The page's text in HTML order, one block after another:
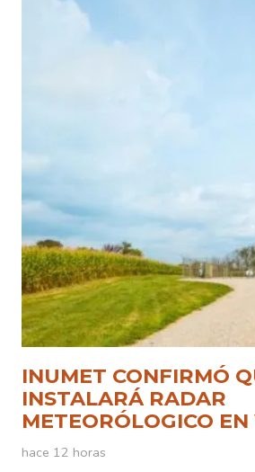
INUMET CONFIRMÓ
INSTALARÁ RADAR
METEORÓLOGICO EN
hace 12 horas